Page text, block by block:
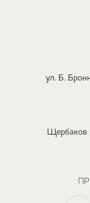
ул. Б.
Щербаков